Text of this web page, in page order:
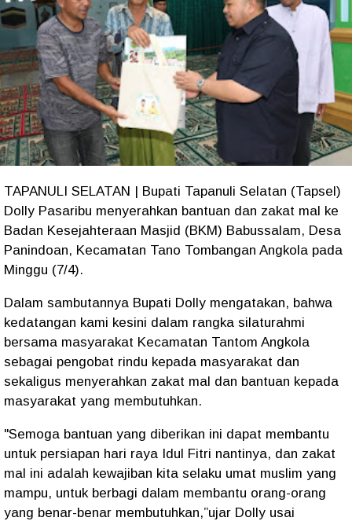
TAPANULI SELATAN | Bupati Tapanuli Selatan (Tapsel)
Dolly Pasaribu menyerahkan bantuan dan zakat mal ke
Badan Kesejahteraan Masjid (BKM) Babussalam, Desa
Panindoan, Kecamatan Tano Tombangan Angkola pada
Minggu (7/4).
Dalam sambutannya Bupati Dolly mengatakan, bahwa
kedatangan kami kesini dalam rangka silaturahmi
bersama masyarakat Kecamatan Tantom Angkola
sebagai pengobat rindu kepada masyarakat dan
sekaligus menyerahkan zakat mal dan bantuan kepada
masyarakat yang membutuhkan.
"Semoga bantuan yang diberikan ini dapat membantu
untuk persiapan hari raya Idul Fitri nantinya, dan zakat
mal ini adalah kewajiban kita selaku umat muslim yang
mampu, untuk berbagi dalam membantu orang-orang
yang benar-benar membutuhkan,”ujar Dolly usai